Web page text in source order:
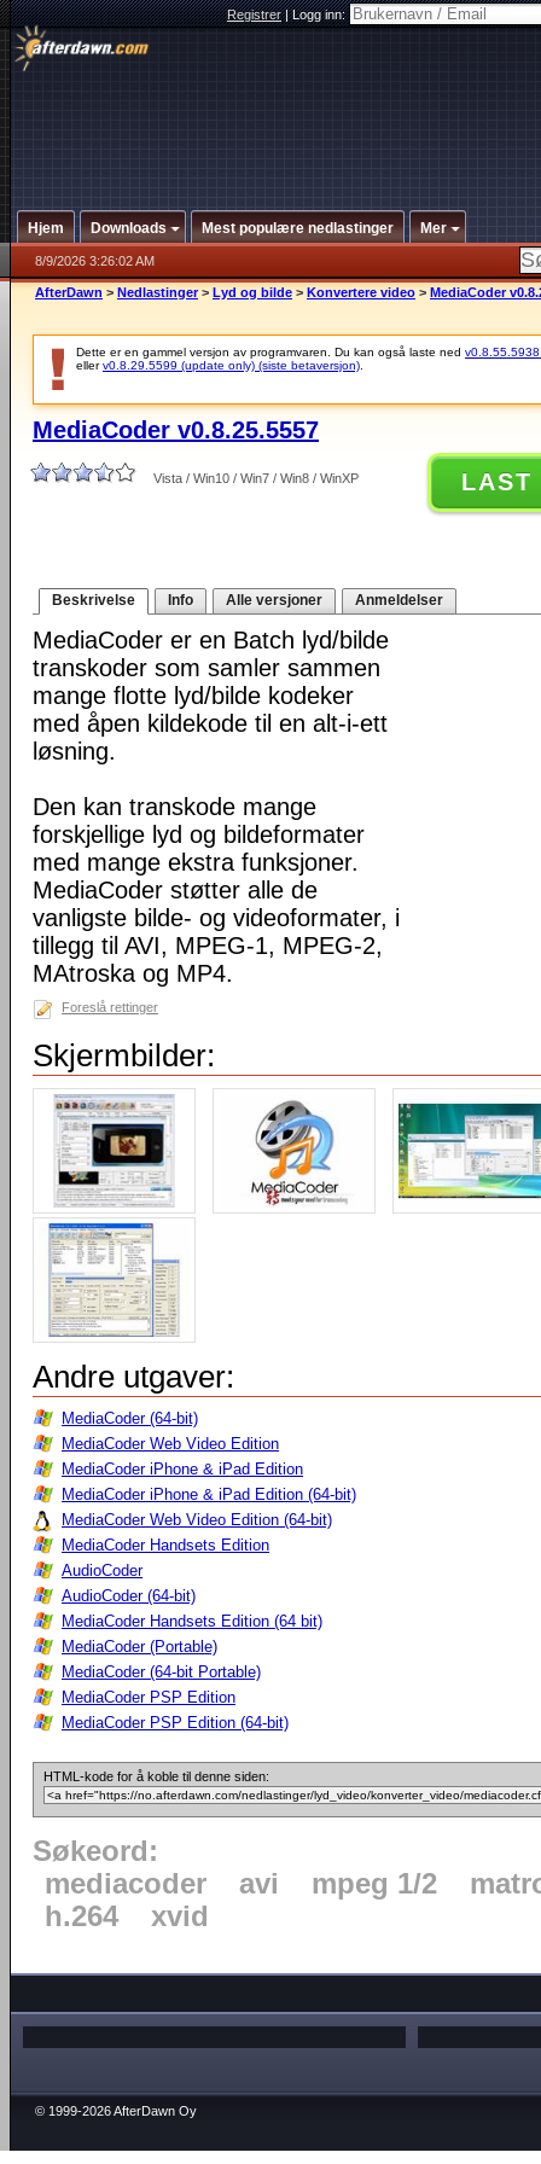
Registrer|Logg inn:
Hjem Downloads Mest populære nedlastinger Mer
8/9/2026 3:26:02 AM
AfterDawn > Nedlastinger > Lyd og bilde > Konvertere video > MediaCoder
Dette er en gammel versjon av programvaren. Du kan også laste ned v0.8.55.5938
ellerv0.8.29.5599 (update only) (siste betaversjon)
MediaCoder v0.8.25.5557
Vista / Win10 / Win7 / Win8 / WinXP LAST
Beskrivelse Info Alle versjoner Anmeldelser
MediaCoder er en Batch lyd/bilde
transkoder som samler sammen
mange flotte lyd/bilde kodeker
med åpen kildekode til en alt-i-ett
løsning.
Den kan transkode mange
forskjellige lyd og bildeformater
med mange ekstra funksjoner.
MediaCoder støtter alle de
vanligste bilde- og videoformater, i
tillegg til AVI, MPEG-1, MPEG-2,
MAtroska og MP4.
Foreslå rettinger
Skjermbilder:
Andre utgaver:
MediaCoder (64-bit)
MediaCoder Web Video Edition
MediaCoder iPhone & iPad Edition
MediaCoder iPhone & iPad Edition (64-bit)
MediaCoder Web Video Edition (64-bit)
MediaCoder Handsets Edition
AudioCoder
AudioCoder (64-bit)
MediaCoder Handsets Edition (64 bit)
MediaCoder (Portable)
MediaCoder (64-bit Portable)
MediaCoder PSP Edition
MediaCoder PSP Edition (64-bit)
HTML-kode for å koble til denne siden:
Søkeord:
mediacoder
avi mpeg 1/2
h.264
xvid
© 1999-2026 AfterDawn Oy